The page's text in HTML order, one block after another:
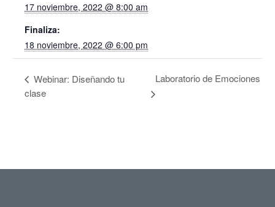
17 noviembre, 2022 @ 8:00 am
Finaliza:
18 noviembre, 2022 @ 6:00 pm
Webinar: Diseñando tu
clase
Laboratorio de Emociones